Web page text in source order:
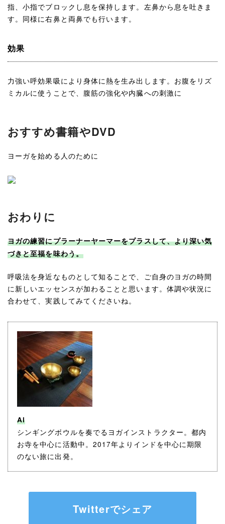
指、小指でブロックし息を保持します。左鼻から息を吐きま
す。同様に右鼻と両鼻でも行います。
効果
力強い呼効果吸により身体に熱を生み出します。お腹をリズ
ミカルに使うことで、腹筋の強化や内臓への刺激に
おすすめ書籍やDVD
ヨーガを始める人のために
おわりに
ヨガの練習にプラーナーヤーマーをプラスして、より深い気
づきと至福を味わう。
呼吸法を身近なものとして知ることで、ご自身のヨガの時間
に新しいエッセンスが加わることと思います。体調や状況に
合わせて、実践してみてくださいね。
Ai
シンギングボウルを奏でるヨガインストラクター。都内
お寺を中心に活動中。2017年よりインドを中心に期限
のない旅に出発。
Twitterでシェア